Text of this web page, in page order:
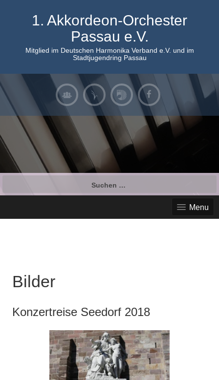
1. Akkordeon-Orchester
Passau e.V.
Mitglied im Deutschen Harmonika Verband e.V. und im
Stadtjugendring Passau
Menu
Bilder
Konzertreise Seedorf 2018